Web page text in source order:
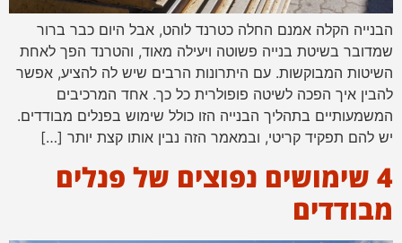
הבנייה הקלה אמנם החלה כטרנד לוהט, אבל היום כבר ברור
שמדובר בשיטת בנייה פשוטה ויעילה מאוד, והטרנד הפך לאחת
השיטות המבוקשות. עם היתרונות הרבים שיש לה להציע, אפשר
להבין איך הפכה לשיטה פופולרית כל כך. אחד המרכיבים
המשמעותיים בתהליך הבנייה הזו כולל שימוש בפנלים מבודדים.
יש להם תפקיד קריטי, ובמאמר הזה נבין אותו קצת יותר […]
4 שימושים נפוצים של פנלים
מבודדים